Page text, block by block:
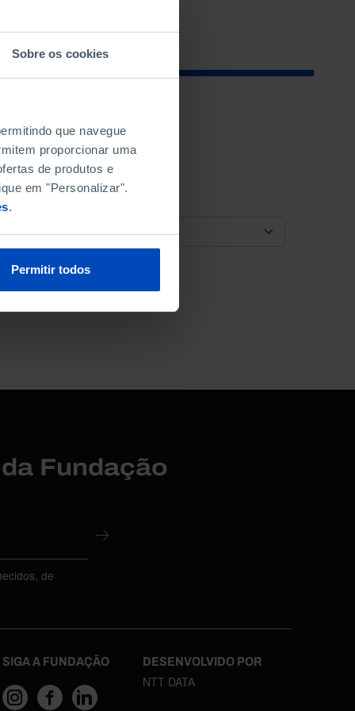
Sobre os cookies
que navegue
proporcionar uma
de produtos e
em "Personalizar".
.
Permitir todos
ORDENAR POR
Fundação
de
SIGA A FUNDAÇÃO DESENVOLVIDO POR
NTT DATA